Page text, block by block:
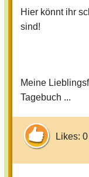
Hier könnt ihr
sind!
Meine
Tagebuch ...
Likes: 0